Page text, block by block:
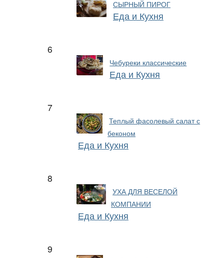
СЫРНЫЙ ПИРОГ
Еда и Кухня
6
Чебуреки классические
Еда и Кухня
7
Теплый фасолевый салат с
беконом
Еда и Кухня
8
УХА ДЛЯ ВЕСЕЛОЙ
КОМПАНИИ
Еда и Кухня
9